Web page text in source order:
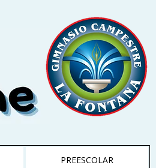
PREESCOLAR